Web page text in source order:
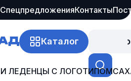
СпецпредложенияКонтакты
Каталог
ЛЕДЕНЦЫ С ЛОГОТИПОМ